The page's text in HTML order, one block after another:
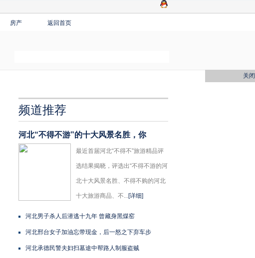
房产 返回首页
频道推荐
河北“不得不游”的十大风景名胜，你
最近首届河北“不得不”旅游精品评
选结果揭晓，评选出“不得不游的河
北十大风景名胜、不得不购的河北
十大旅游商品、不...[详细]
河北男子杀人后潜逃十九年 曾藏身黑煤窑
河北邢台女子加油忘带现金，后一怒之下弃车步
河北承德民警夫妇扫墓途中帮路人制服盗贼
关闭